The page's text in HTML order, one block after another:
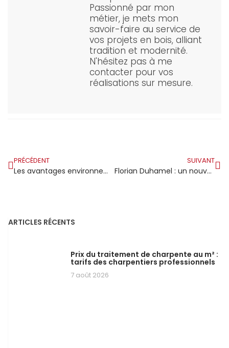
Passionné par mon
métier, je mets mon
savoir-faire au service de
vos projets en bois, alliant
tradition et modernité.
N'hésitez pas à me
contacter pour vos
réalisations sur mesure.
PRÉCÉDENT
Les avantages environnementaux et économiques de la construction en bois
SUIVANT
Florian Duhamel : un nouveau charpentier s’implante à Lopérec avec Bois Perchés
ARTICLES RÉCENTS
Prix du traitement de charpente au m² :
tarifs des charpentiers professionnels
7 août 2026